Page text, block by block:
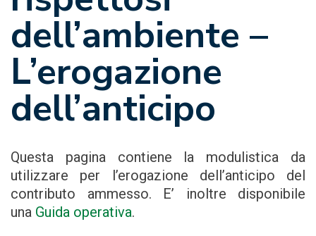
dell’ambiente –
L’erogazione
dell’anticipo
Questa pagina contiene la modulistica da
utilizzare per l’erogazione dell’anticipo del
contributo ammesso. E’ inoltre disponibile
una Guida operativa.